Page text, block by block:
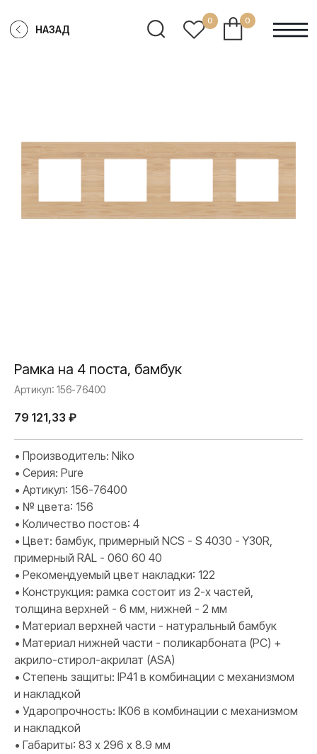
НАЗАД
Рамка на 4 поста, бамбук
Артикул: 156-76400
79 121,33 ₽
• Производитель: Niko
• Серия: Pure
• Артикул: 156-76400
• № цвета: 156
• Количество постов: 4
• Цвет: бамбук, примерный NCS - S 4030 - Y30R,
примерный RAL - 060 60 40
• Рекомендуемый цвет накладки: 122
• Конструкция: рамка состоит из 2-х частей,
толщина верхней - 6 мм, нижней - 2 мм
• Материал верхней части - натуральный бамбук
• Материал нижней части - поликарбоната (PC) +
акрило-стирол-акрилат (ASA)
• Степень защиты: IP41 в комбинации с механизмом
и накладкой
• Ударопрочность: IK06 в комбинации с механизмом
и накладкой
• Габариты: 83 х 296 х 8.9 мм